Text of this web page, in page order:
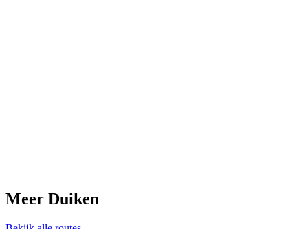
Meer Duiken